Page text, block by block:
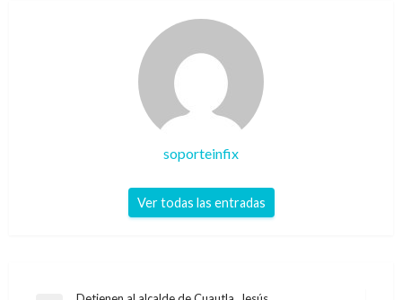
soporteinfix
Ver todas las entradas